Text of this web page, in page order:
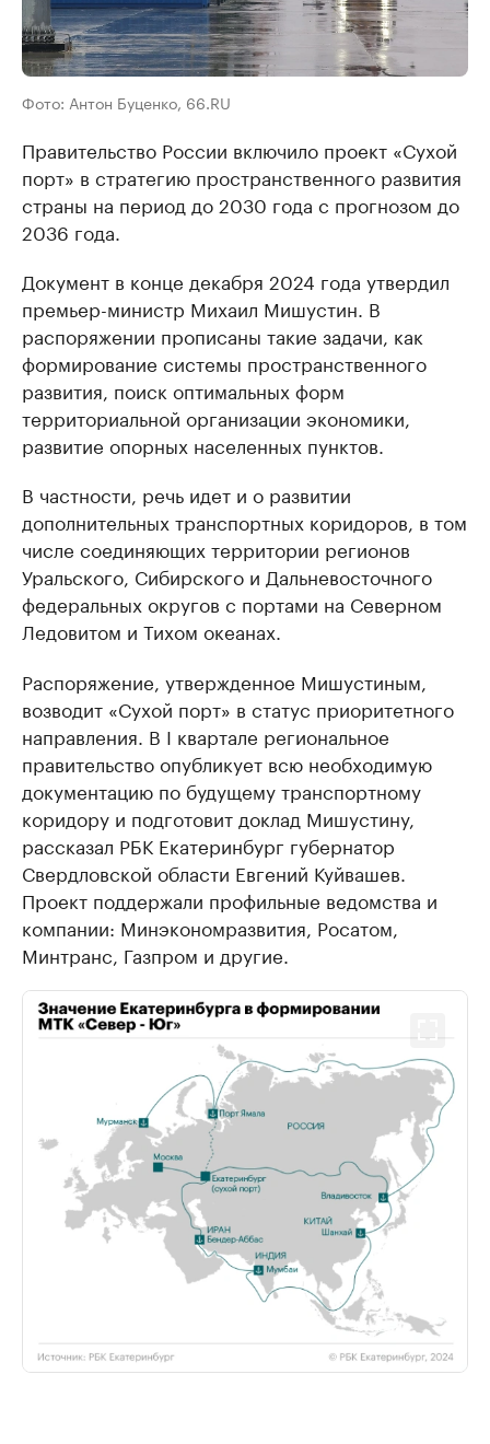
Фото: Антон Буценко, 66.RU
Правительство России включило проект «Сухой
порт» в стратегию пространственного развития
страны на период до 2030 года с прогнозом до
2036 года.
Документ в конце декабря 2024 года утвердил
премьер-министр Михаил Мишустин. В
распоряжении прописаны такие задачи, как
формирование системы пространственного
развития, поиск оптимальных форм
территориальной организации экономики,
развитие опорных населенных пунктов.
В частности, речь идет и о развитии
дополнительных транспортных коридоров, в том
числе соединяющих территории регионов
Уральского, Сибирского и Дальневосточного
федеральных округов с портами на Северном
Ледовитом и Тихом океанах.
Распоряжение, утвержденное Мишустиным,
возводит «Сухой порт» в статус приоритетного
направления. В I квартале региональное
правительство опубликует всю необходимую
документацию по будущему транспортному
коридору и подготовит доклад Мишустину,
рассказал РБК Екатеринбург губернатор
Свердловской области Евгений Куйвашев.
Проект поддержали профильные ведомства и
компании: Минэкономразвития, Росатом,
Минтранс, Газпром и другие.